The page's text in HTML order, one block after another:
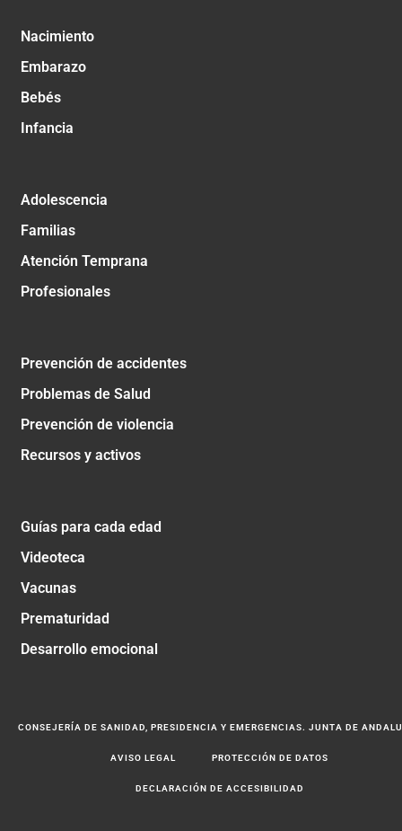
Nacimiento
Embarazo
Bebés
Infancia
Adolescencia
Familias
Atención Temprana
Profesionales
Prevención de accidentes
Problemas de Salud
Prevención de violencia
Recursos y activos
Guías para cada edad
Videoteca
Vacunas
Prematuridad
Desarrollo emocional
CONSEJERÍA DE SANIDAD, PRESIDENCIA Y EMERGENCIAS. JUNTA DE
AVISO LEGAL PROTECCIÓN DE DATOS
DECLARACIÓN DE ACCESIBILIDAD